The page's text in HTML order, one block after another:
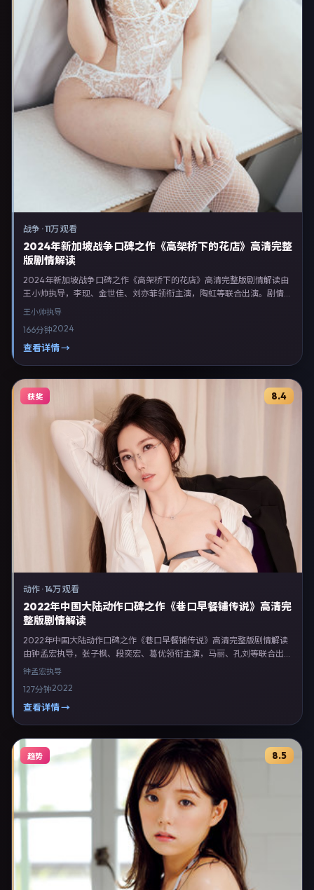
战争 ·11万 观看
2024年新加坡战争口碑之作《高架桥下的花店》高清完整
版剧情解读
2024年新加坡战争口碑之作《高架桥下的花店》高清完整版剧情解读由
王小帅执导，李现、金世佳、刘亦菲领衔主演，陶虹等联合出演。剧情以
战争类型为主线，融合新加坡本土叙事与人物弧光，适合检索「战争电影
网络平台首播，支持高清与多语言字幕。影片在节奏、摄影与配乐上强调
沉浸体验，可作为片单推荐、影评长文与专题策划的引用素材。
王小帅执导
166分钟2024
查看详情 →
获奖 8.4
动作 ·14万 观看
2022年中国大陆动作口碑之作《巷口早餐铺传说》高清完
整版剧情解读
2022年中国大陆动作口碑之作《巷口早餐铺传说》高清完整版剧情解读
由钟孟宏执导，张子枫、段奕宏、葛优领衔主演，马丽、孔刘等联合出
演。剧情以动作类型为主线，融合中国大陆本土叙事与人物弧光，适合检
日于中国大陆主流院线上映，随后登陆流媒体与电视端。影片在节奏、摄
影与配乐上强调沉浸体验，可作为片单推荐、影评长文与专题策划的引用
钟孟宏执导
127分钟2022
查看详情 →
趋势 8.5